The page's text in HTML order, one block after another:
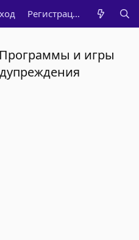
Регистрация
Программы и игры